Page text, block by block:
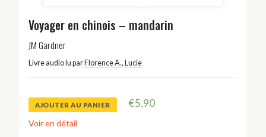
Voyager en chinois – mandarin
JM Gardner
Livre audio lu par Florence A., Lucie
AJOUTER AU PANIER €5.90
Voir en détail